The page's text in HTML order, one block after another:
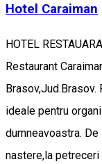
Hotel Caraiman
HOTEL
Restaurant
ideale pentru
dumneavoastra.
nastere,la